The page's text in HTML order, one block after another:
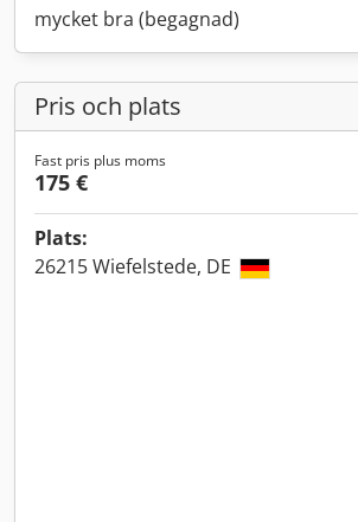
mycket bra (begagnad)
Pris och plats
Fast pris plus moms
175 €
Plats:
26215 Wiefelstede, DE